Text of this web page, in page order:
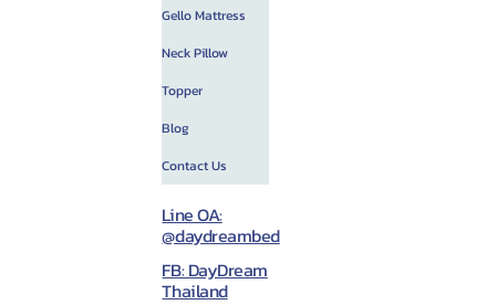
Gello Mattress
Neck Pillow
Topper
Blog
Contact Us
Line OA:
@daydreambed
FB: DayDream
Thailand